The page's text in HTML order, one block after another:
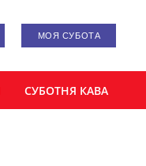
МОЯ СУБОТА
СУБОТНЯ КАВА